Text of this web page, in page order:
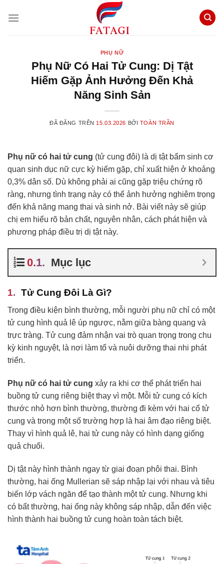
đến
PHỤ NỮ
Phụ Nữ Có Hai Tử Cung: Dị Tật
Hiếm Gặp Ảnh Hưởng Đến Khả
Năng Sinh Sản
ĐÃ ĐĂNG TRÊN 15.03.2026 BỞI TOÀN TRẦN
Phụ nữ có hai tử cung (tử cung đôi) là dị tật bẩm sinh cơ
quan sinh dục nữ cực kỳ hiếm gặp, chỉ xuất hiện ở khoảng
0,3% dân số. Dù không phải ai cũng gặp triệu chứng rõ
ràng, nhưng tình trạng này có thể ảnh hưởng nghiêm trọng
đến khả năng mang thai và sinh nở. Bài viết này sẽ giúp
chị em hiểu rõ bản chất, nguyên nhân, cách phát hiện và
phương pháp điều trị dị tật này.
Mục lục
Tử Cung Đôi Là Gì?
Trong điều kiện bình thường, mỗi người phụ nữ chỉ có một
tử cung hình quả lê úp ngược, nằm giữa bàng quang và
trực tràng. Tử cung đảm nhận vai trò quan trọng trong chu
kỳ kinh nguyệt, là nơi làm tổ và nuôi dưỡng thai nhi phát
triển.
Phụ nữ có hai tử cung xảy ra khi cơ thể phát triển hai
buồng tử cung riêng biệt thay vì một. Mỗi tử cung có kích
thước nhỏ hơn bình thường, thường đi kèm với hai cổ tử
cung và trong một số trường hợp là hai âm đạo riêng biệt.
Thay vì hình quả lê, hai tử cung này có hình dạng giống
quả chuối.
Dị tật này hình thành ngay từ giai đoạn phôi thai. Bình
thường, hai ống Mullerian sẽ sáp nhập lại với nhau và tiêu
biến lớp vách ngăn để tạo thành một tử cung. Nhưng khi
có bất thường, hai ống này không sáp nhập, dẫn đến việc
hình thành hai buồng tử cung hoàn toàn tách biệt.